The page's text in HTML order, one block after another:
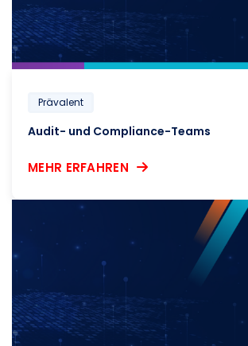
Prävalent
Audit- und Compliance-Teams
MEHR ERFAHREN